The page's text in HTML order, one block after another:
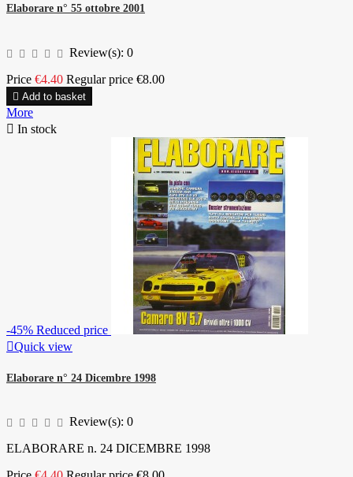
Elaborare n° 55 ottobre 2001
Review(s): 0
Price €4.40 Regular price €8.00
 Add to basket
More
 In stock
-45% Reduced price
Quick view
Elaborare n° 24 Dicembre 1998
Review(s): 0
ELABORARE n. 24 DICEMBRE 1998